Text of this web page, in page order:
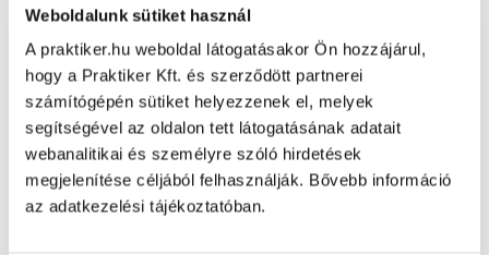
Weboldalunk sütiket használ
A praktiker.hu weboldal látogatásakor Ön hozzájárul,
hogy a Praktiker Kft. és szerződött partnerei
számítógépén sütiket helyezzenek el, melyek
segítségével az oldalon tett látogatásának adatait
webanalitikai és személyre szóló hirdetések
megjelenítése céljából felhasználják. Bővebb információ
az adatkezelési tájékoztatóban.
Oldal újratöltése